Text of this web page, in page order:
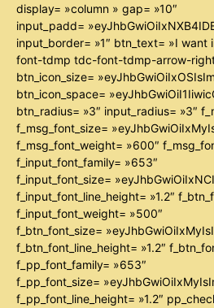
display= »column » gap= »10″
input_padd=
input_border= »1″ btn_text= »I
font-tdmp tdc-font-tdmp-arrow-
btn_icon_size=
btn_icon_space=
btn_radius= »3″ input_radius= »3″
f_msg_font_size=
f_msg_font_weight= »600″
f_input_font_family= »653″
f_input_font_size=
f_input_font_line_height= »1.2″
f_input_font_weight= »500″
f_btn_font_size=
f_btn_font_line_height= »1.2″
f_pp_font_family= »653″
f_pp_font_size=
f_pp_font_line_height= »1.2″